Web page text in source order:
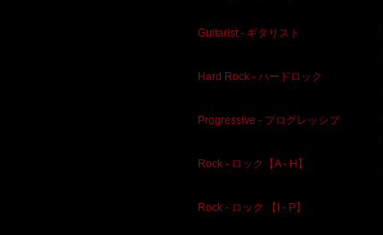
Guitarist - ギタリスト
Hard Rock - ハードロック
Progressive - プログレッシブ
Rock - ロック【A - H】
Rock - ロック 【I - P】